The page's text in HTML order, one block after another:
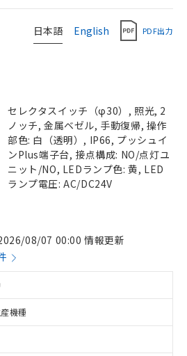
日本語 English PDF出力
セレクタスイッチ（φ30）, 照光, 2
ノッチ, 金属ベゼル, 手動復帰, 操作
部色: 白（透明）, IP66, プッシュイ
ンPlus端子台, 接点構成: NO/点灯ユ
ニット/NO, LEDランプ色: 黄, LED
ランプ電圧: AC/DC24V
08/07 00:00 情報更新
機種